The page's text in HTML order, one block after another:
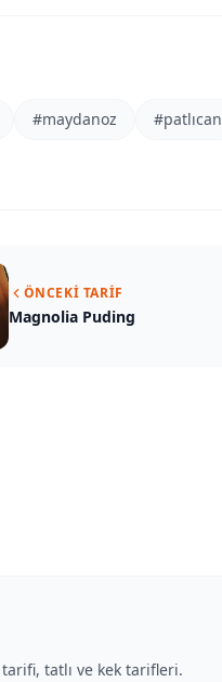
#maydanoz #patlıcan
ÖNCEKI TARIF
Magnolia Puding
tatlı ve kek tarifleri.